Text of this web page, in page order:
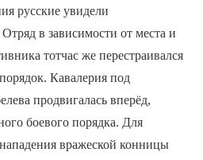
русские увидели
в зависимости от места и
тотчас же перестраивался
Кавалерия под
продвигалась вперёд,
боевого порядка. Для
вражеской конницы